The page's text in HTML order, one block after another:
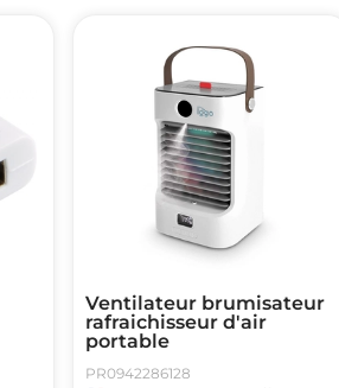
Ventilateur brumisateur
rafraichisseur d'air
portable
PR0942286128